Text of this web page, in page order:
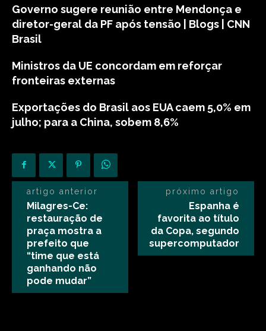
Governo sugere reunião entre Mendonça e
diretor-geral da PF após tensão | Blogs | CNN
Brasil
Ministros da UE concordam em reforçar
fronteiras externas
Exportações do Brasil aos EUA caem 5,0% em
julho; para a China, sobem 8,6%
artigo anterior
Milagres-Ce:
restauração de
praça mostra a
prefeito que
“time que está
ganhando não
pode mudar”
próximo artigo
Espanha é
favorita ao título
da Copa, segundo
supercomputador